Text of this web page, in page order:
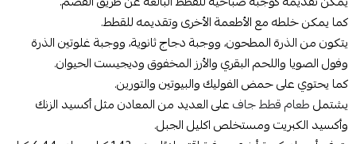
كما يمكن خلطه مع الأطعمة الأخرى وتقديمه للقطط.
يتكون من الذرة المطحون، ووجبة دجاج ثانوية، ووجبة غلوتين الذرة
وفول الصويا واللحم البقري والأرز المخفوق وديجيست الحيوان.
كما يحتوي على حمض الفوليك والبيوتين والتورين.
يشتملطعام قطط جافعلى العديد من المعادن مثل أكسيد الزنك
وأكسيد الكبريت ومستخلص اكليل الجبل.